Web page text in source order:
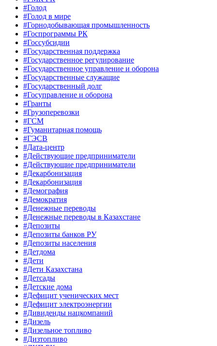
#Голод
#Голод в мире
#Горнодобывающая промышленность
#Госпрограммы РК
#Госсубсидии
#Государственная поддержка
#Государственное регулирование
#Государственное управление и оборона
#Государственные служащие
#Государственный долг
#Госуправление и оборона
#Гранты
#Грузоперевозки
#ГСМ
#Гуманитарная помощь
#ГЭСВ
#Дата-центр
#Действующие предприниматели
#Действующие предприниматели
#Декарбонизация
#Декарбонизация
#Демография
#Демократия
#Денежные переводы
#Денежные переводы в Казахстане
#Депозиты
#Депозиты банков РУ
#Депозиты населения
#Детдома
#Дети
#Дети Казахстана
#Детсады
#Детские дома
#Дефицит ученических мест
#Дефицит электроэнергии
#Дивиденды нацкомпаний
#Дизель
#Дизельное топливо
#Дизтопливо